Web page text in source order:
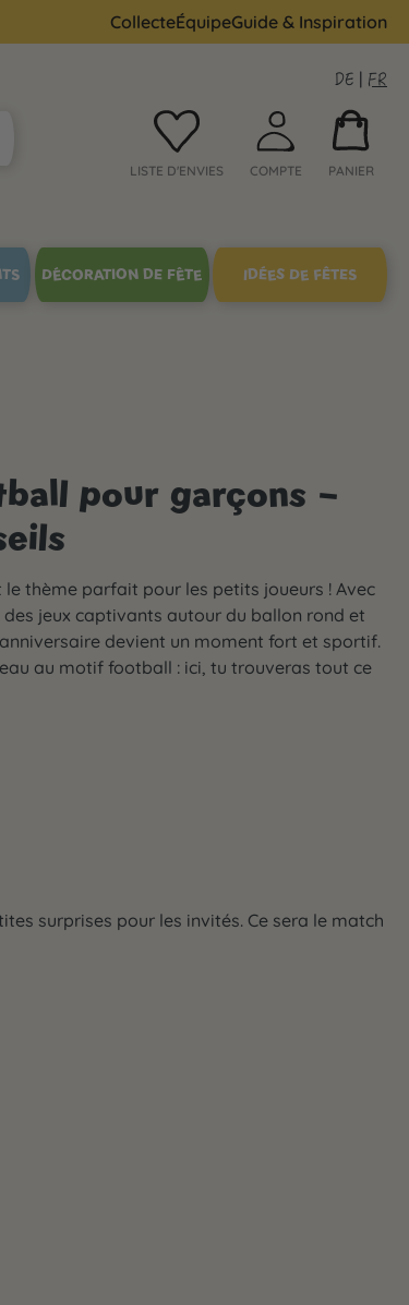
CollecteÉquipeGuide & Inspiration
DE | FR
LISTE D'ENVIES COMPTE PANIER
DÉCORATION DE FÊTE IDÉES DE FÊTES
pour garçons –
thème parfait pour les petits joueurs ! Avec
jeux captivants autour du ballon rond et
devient un moment fort et sportif.
au motif football : ici, tu trouveras tout ce
surprises pour les invités. Ce sera le match